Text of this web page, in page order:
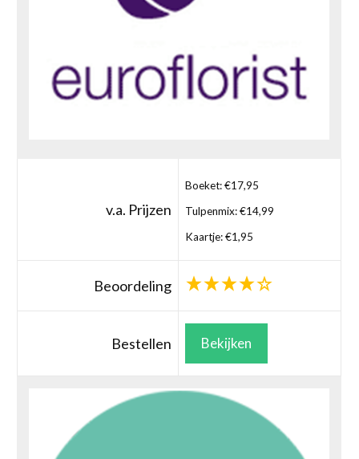
v.a. Prijzen
Boeket: €17,95
Tulpenmix: €14,99
Kaartje: €1,95
Beoordeling
Bestellen Bekijken